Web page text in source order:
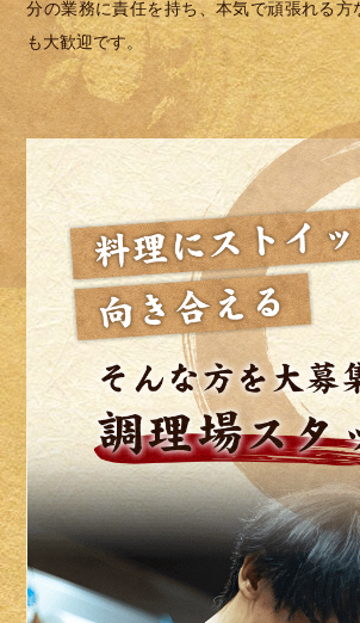
分の業務に責任を持ち、本気で頑張れる方
も大歓迎です。